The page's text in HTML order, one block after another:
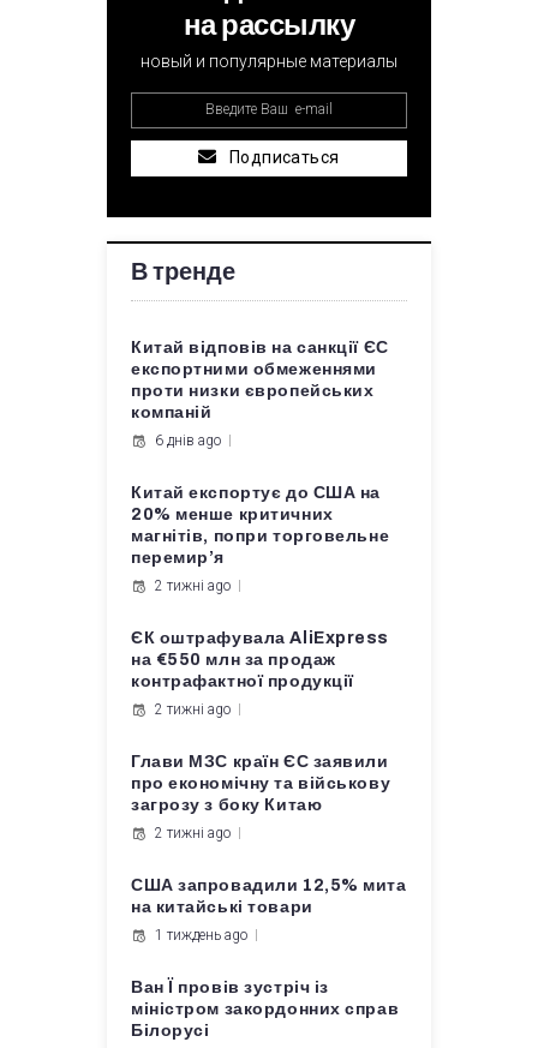
на рассылку
новый и популярные материалы
Подписаться
В тренде
Китай відповів на санкції ЄС
експортними обмеженнями
проти низки європейських
компаній
6 днів ago
Китай експортує до США на
20% менше критичних
магнітів, попри торговельне
перемир’я
2 тижні ago
ЄК оштрафувала AliExpress
на €550 млн за продаж
контрафактної продукції
2 тижні ago
Глави МЗС країн ЄС заявили
про економічну та військову
загрозу з боку Китаю
2 тижні ago
США запровадили 12,5% мита
на китайські товари
1 тиждень ago
Ван Ї провів зустріч із
міністром закордонних справ
Білорусі